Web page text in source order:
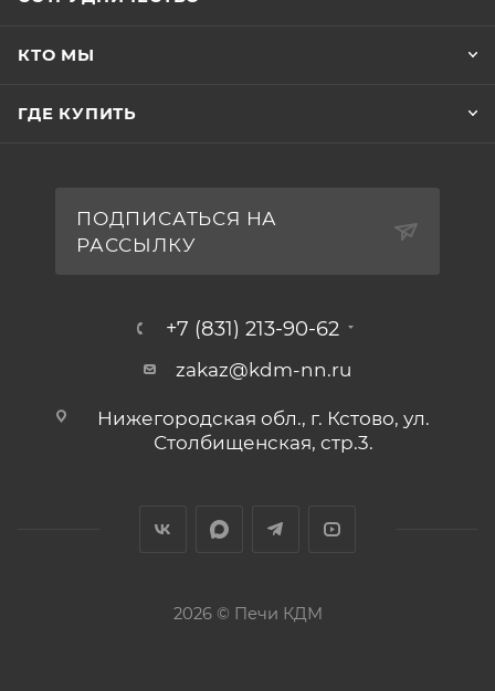
КТО МЫ
ГДЕ КУПИТЬ
ПОДПИСАТЬСЯ НА
РАССЫЛКУ
+7 (831) 213-90-62
zakaz@kdm-nn.ru
Нижегородская обл., г. Кстово, ул.
Столбищенская, стр.3.
2026 © Печи КДМ